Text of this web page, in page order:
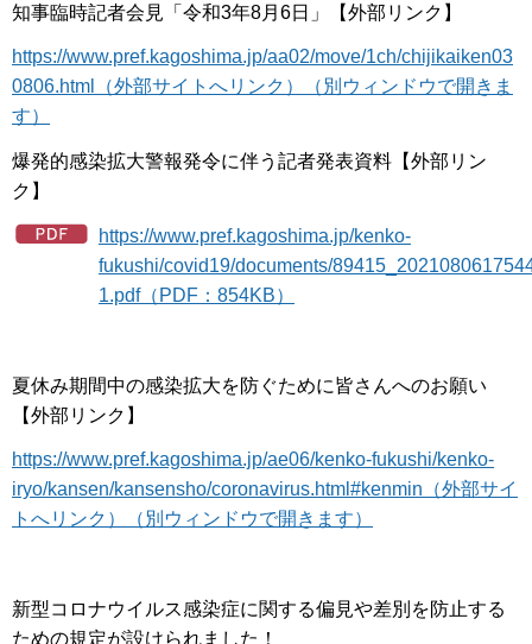
知事臨時記者会見「令和3年8月6日」【外部リンク】
https://www.pref.kagoshima.jp/aa02/move/1ch/chijikaiken03
0806.html（外部サイトへリンク）（別ウィンドウで開きま
す）
爆発的感染拡大警報発令に伴う記者発表資料【外部リン
ク】
https://www.pref.kagoshima.jp/kenko-
fukushi/covid19/documents/
1.pdf（PDF：854KB）
夏休み期間中の感染拡大を防ぐために皆さんへのお願い
【外部リンク】
https://www.pref.kagoshima.jp/ae06/kenko-fukushi/kenko-
iryo/kansen/kansensho/coronavirus.html#kenmin（外部サイ
トへリンク）（別ウィンドウで開きます）
新型コロナウイルス感染症に関する偏見や差別を防止する
ための規定が設けられました！